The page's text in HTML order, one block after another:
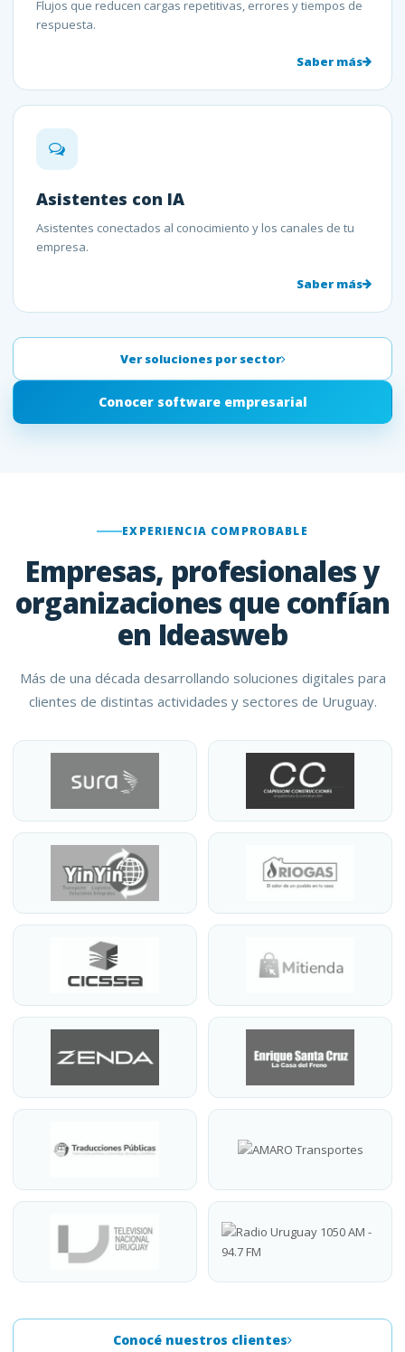
Flujos que reducen cargas repetitivas, errores y tiempos de
respuesta.
Saber más
Asistentes con IA
Asistentes conectados al conocimiento y los canales de tu
empresa.
Saber más
Ver soluciones por sector
Conocer software empresarial
EXPERIENCIA COMPROBABLE
Empresas, profesionales y
organizaciones que confían
en Ideasweb
Más de una década desarrollando soluciones digitales para
clientes de distintas actividades y sectores de Uruguay.
Conocé nuestros clientes